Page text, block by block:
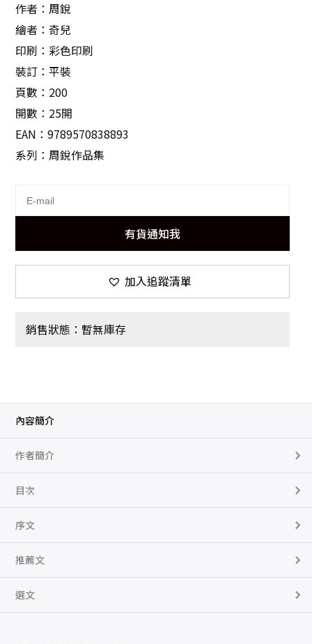
作者：周銳
繪者：奇兒
印刷：彩色印刷
裝訂：平裝
頁數：200
開數：25開
EAN：9789570838893
系列：周銳作品集
有貨通知我
加入追蹤清單
銷售狀態：暫無庫存
內容簡介
作者簡介
目次
序文
推薦文
選文